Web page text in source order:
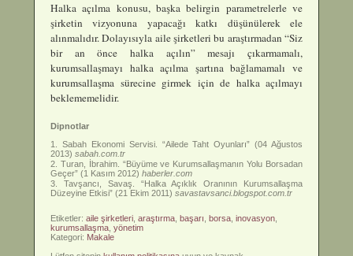
Halka açılma konusu, başka belirgin parametrelerle ve
şirketin vizyonuna yapacağı katkı düşünülerek ele
alınmalıdır. Dolayısıyla aile şirketleri bu araştırmadan “Siz
bir an önce halka açılın” mesajı çıkarmamalı,
kurumsallaşmayı halka açılma şartına bağlamamalı ve
kurumsallaşma sürecine girmek için de halka açılmayı
beklememelidir.
Dipnotlar
Sabah Ekonomi Servisi. “Ailede Taht Oyunları” (04 Ağustos
2013) sabah.com.tr
Turan, İbrahim. “Büyüme ve Kurumsallaşmanın Yolu Borsadan
Geçer” (1 Kasım 2012) haberler.com
Tavşancı, Savaş. “Halka Açıklık Oranının Kurumsallaşma
Düzeyine Etkisi” (21 Ekim 2011) savastavsanci.blogspot.com.tr
Etiketler: aile şirketleri araştırma başarı borsa inovasyon
kurumsallaşma yönetim
Kategori: Makale